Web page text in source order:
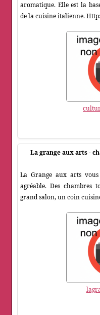
aromatique. Elle est la
de la cuisine italienne.
La grange aux arts -
La Grange aux arts
agréable. Des
grand salon, un coin